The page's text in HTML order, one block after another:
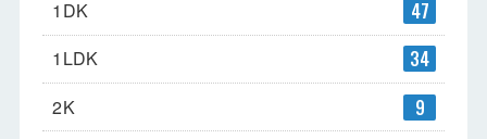
1DK 47
1LDK 34
2K 9